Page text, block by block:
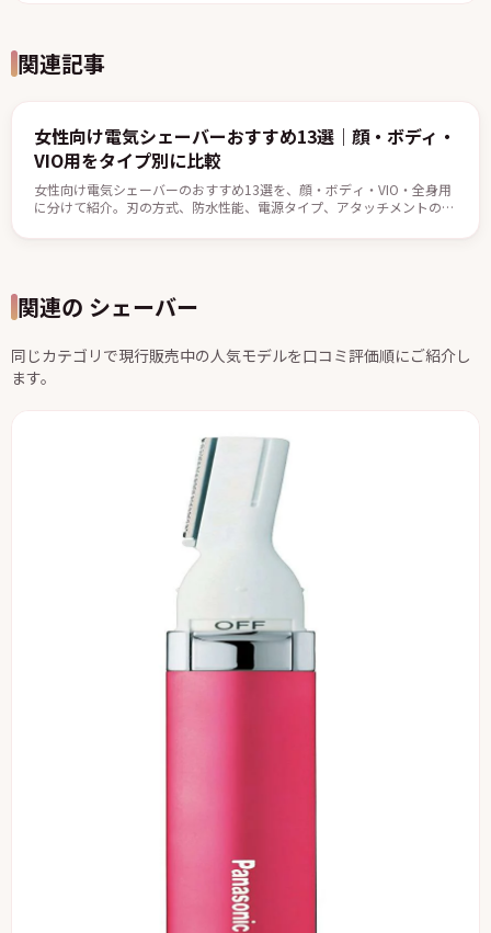
関連記事
女性向け電気シェーバーおすすめ13選｜顔・ボディ・
VIO用をタイプ別に比較
女性向け電気シェーバーのおすすめ13選を、顔・ボディ・VIO・全身用
に分けて紹介。刃の方式、防水性能、電源タイプ、アタッチメントの違
関連の シェーバー
同じカテゴリで現行販売中の人気モデルを口コミ評価順にご紹介し
ます。